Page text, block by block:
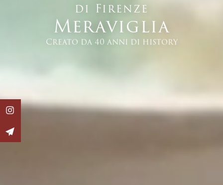
di Firenze
Meraviglia
Creato da 40 anni di history